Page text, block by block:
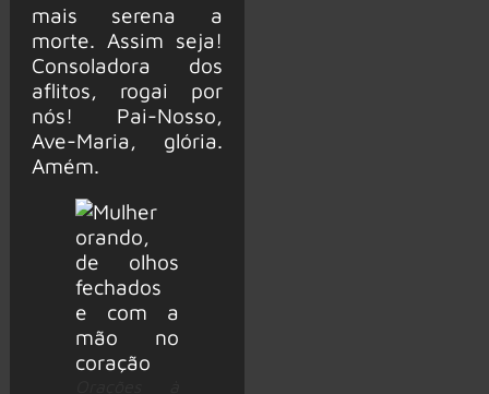
mais serena a
morte. Assim seja!
Consoladora dos
aflitos, rogai por
nós! Pai-Nosso,
Ave-Maria, glória.
Amém.